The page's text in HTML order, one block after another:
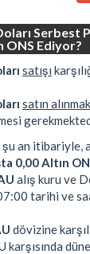
Serbest
ONS Ediyor?
satışı
satın alınmak
an itibariyle,
0,00 Altın
alış kuru ve
tarihi ve
dövizine
karşısında